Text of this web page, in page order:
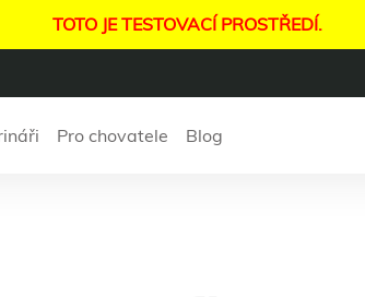
TOTO JE TESTOVACÍ PROSTŘEDÍ.
Pro chovatele Blog